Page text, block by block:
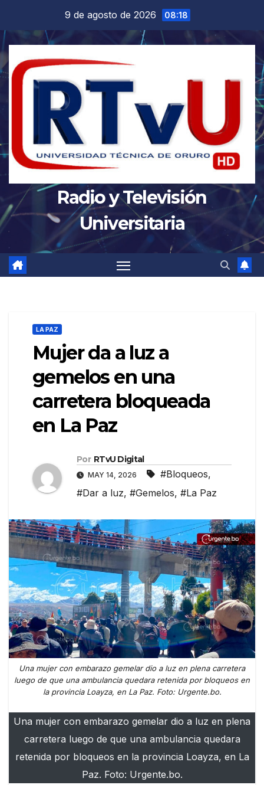
contenido
9 de agosto de 2026 08:18
Radio y Televisión
Universitaria
LA PAZ
Mujer da a luz a
gemelos en una
carretera bloqueada
en La Paz
Por RTvU Digital
MAY 14, 2026 #Bloqueos,
#Dar a luz, #Gemelos, #La Paz
Una mujer con embarazo gemelar dio a luz en plena carretera
luego de que una ambulancia quedara retenida por bloqueos en
la provincia Loayza, en La Paz. Foto: Urgente.bo.
Una mujer con embarazo gemelar dio a luz en plena
carretera luego de que una ambulancia quedara
retenida por bloqueos en la provincia Loayza, en La
Paz. Foto: Urgente.bo.